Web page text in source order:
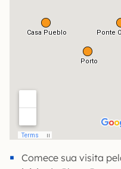
Comece sua visita